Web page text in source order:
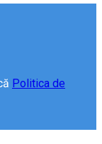
Politica de